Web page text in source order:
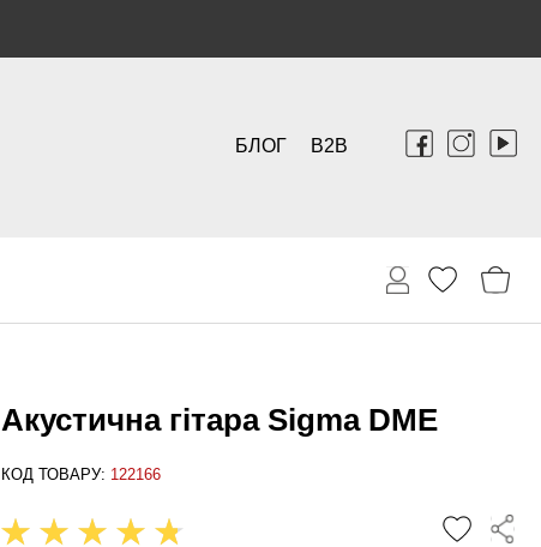
B2B
БЛОГ
Акустична гітара Sigma DME
КОД ТОВАРУ: 122166